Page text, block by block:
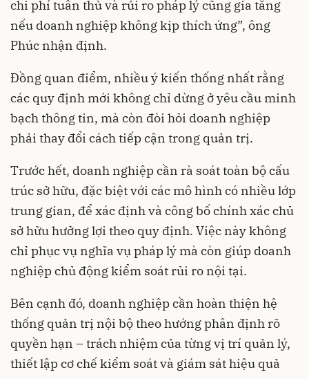
chi phí tuân thủ và rủi ro pháp lý cũng gia tăng
nếu doanh nghiệp không kịp thích ứng”, ông
Phúc nhận định.
Đồng quan điểm, nhiều ý kiến thống nhất rằng
các quy định mới không chỉ dừng ở yêu cầu minh
bạch thông tin, mà còn đòi hỏi doanh nghiệp
phải thay đổi cách tiếp cận trong quản trị.
Trước hết, doanh nghiệp cần rà soát toàn bộ cấu
trúc sở hữu, đặc biệt với các mô hình có nhiều lớp
trung gian, để xác định và công bố chính xác chủ
sở hữu hưởng lợi theo quy định. Việc này không
chỉ phục vụ nghĩa vụ pháp lý mà còn giúp doanh
nghiệp chủ động kiểm soát rủi ro nội tại.
Bên cạnh đó, doanh nghiệp cần hoàn thiện hệ
thống quản trị nội bộ theo hướng phân định rõ
quyền hạn – trách nhiệm của từng vị trí quản lý,
thiết lập cơ chế kiểm soát và giám sát hiệu quả